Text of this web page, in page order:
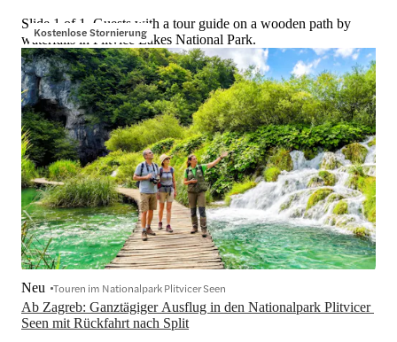
Kostenlose Stornierung
Slide 1 of 1, Guests with a tour guide on a wooden path by
waterfalls in Plitvice Lakes National Park.
Ab Zagreb: Ganztägiger Ausflug in den Nationalpark Plitvicer
Seen mit Rückfahrt nach Split
Neu Touren im Nationalpark Plitvicer Seen